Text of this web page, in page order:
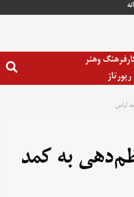
فرهنگ وهنر
لباس
به کمد